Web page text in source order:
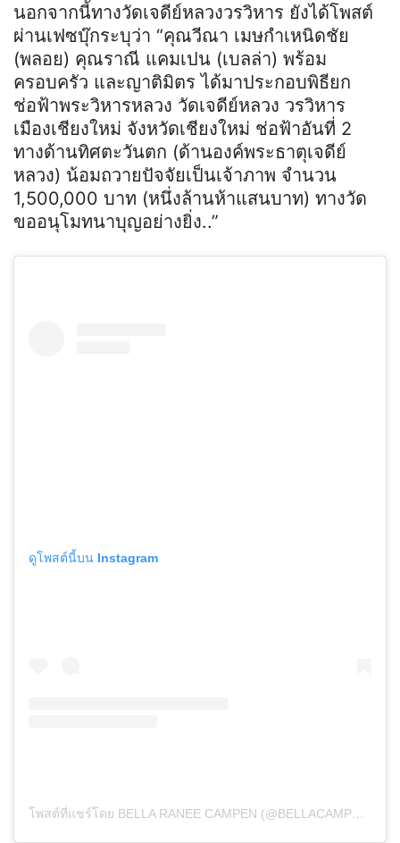
นอกจากนี้ทางวัดเจดีย์หลวงวรวิหาร ยังได้โพสต์
ผ่านเฟซบุ๊กระบุว่า “คุณวีณา เมษกำเหนิดชัย
(พลอย) คุณราณี แคมเปน (เบลล่า) พร้อม
ครอบครัว และญาติมิตร ได้มาประกอบพิธียก
ช่อฟ้าพระวิหารหลวง วัดเจดีย์หลวง วรวิหาร
เมืองเชียงใหม่ จังหวัดเชียงใหม่ ช่อฟ้าอันที่ 2
ทางด้านทิศตะวันตก (ด้านองค์พระธาตุเจดีย์
หลวง) น้อมถวายปัจจัยเป็นเจ้าภาพ จำนวน
1,500,000 บาท (หนึ่งล้านห้าแสนบาท) ทางวัด
ขออนุโมทนาบุญอย่างยิ่ง..”
ดูโพสต์นี้บน Instagram
โพสต์ที่แชร์โดย BELLA RANEE CAMPEN (@BELLACAMPEN)